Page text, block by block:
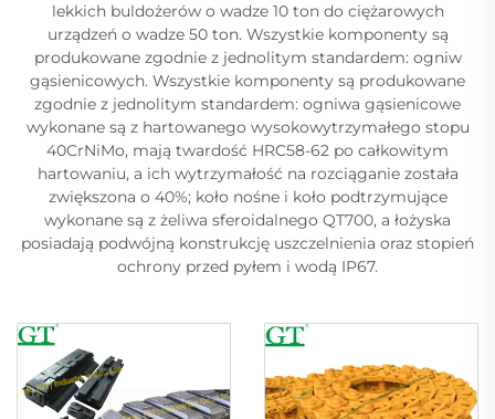
lekkich buldożerów o wadze 10 ton do ciężarowych
urządzeń o wadze 50 ton. Wszystkie komponenty są
produkowane zgodnie z jednolitym standardem: ogniw
gąsienicowych. Wszystkie komponenty są produkowane
zgodnie z jednolitym standardem: ogniwa gąsienicowe
wykonane są z hartowanego wysokowytrzymałego stopu
40CrNiMo, mają twardość HRC58-62 po całkowitym
hartowaniu, a ich wytrzymałość na rozciąganie została
zwiększona o 40%; koło nośne i koło podtrzymujące
wykonane są z żeliwa sferoidalnego QT700, a łożyska
posiadają podwójną konstrukcję uszczelnienia oraz stopień
ochrony przed pyłem i wodą IP67.